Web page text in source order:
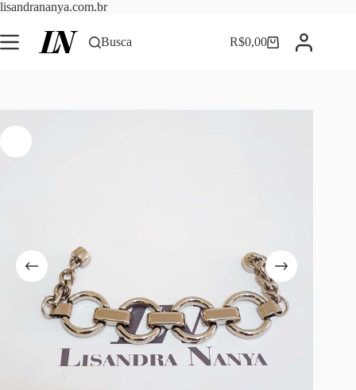
lisandrananya.com.brPular
o
conteúdo
Busca Carrinho
R$0,00